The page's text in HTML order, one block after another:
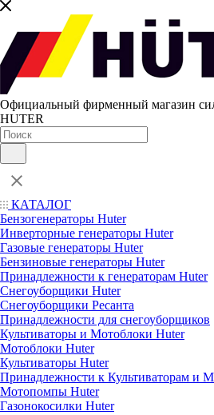
Официальный фирменный магазин
HUTER
КАТАЛОГ
Бензогенераторы Huter
Инверторные генераторы Huter
Газовые генераторы Huter
Бензиновые генераторы Huter
Принадлежности к генераторам Huter
Снегоуборщики Huter
Снегоуборщики Ресанта
Принадлежности для снегоуборщиков
Культиваторы и Мотоблоки Huter
Мотоблоки Huter
Культиваторы Huter
Принадлежности к Культиваторам и
Мотопомпы Huter
Газонокосилки Huter